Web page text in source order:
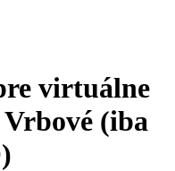
virtuálne
(iba